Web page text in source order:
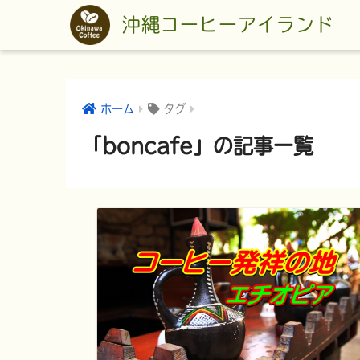
沖縄コーヒーアイランド
ホーム タグ
「boncafe」の記事一覧